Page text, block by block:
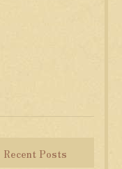
Recent Posts